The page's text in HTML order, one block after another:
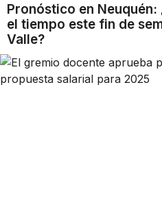
Pronóstico en Neuquén:
el tiempo este fin de
Valle?